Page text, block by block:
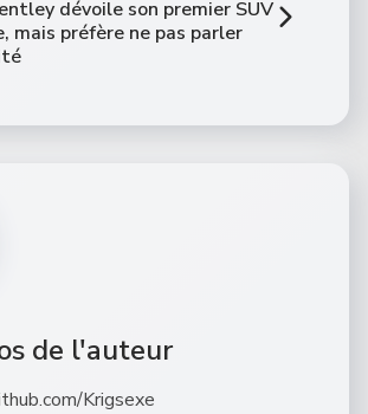
dévoile son premier SUV
mais préfère ne pas parler
de l'auteur
Krigsexe